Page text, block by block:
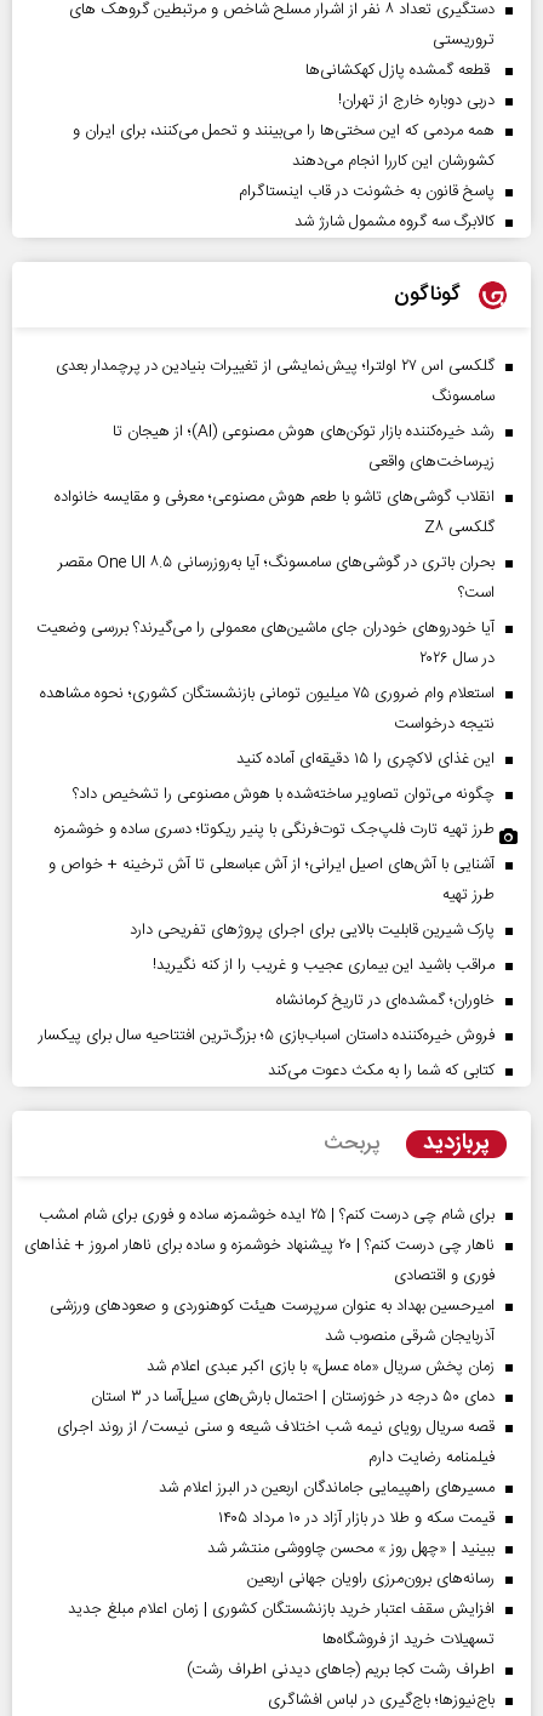
دستگیری تعداد ۸ نفر از اشرار مسلح شاخص و مرتبطین گروهک های
تروریستی
قطعه گمشده پازل کهکشانی‌ها
دربی دوباره خارج از تهران!
همه مردمی که این سختی‌ها را می‌بینند و تحمل می‌کنند، برای ایران و
کشورشان این کاررا انجام می‌دهند
پاسخ قانون به خشونت در قاب اینستاگرام
کالابرگ سه گروه مشمول شارژ شد
گوناگون
گلکسی اس ۲۷ اولترا؛ پیش‌نمایشی از تغییرات بنیادین در پرچمدار بعدی
سامسونگ
رشد خیره‌کننده بازار توکن‌های هوش مصنوعی (AI)؛ از هیجان تا
زیرساخت‌های واقعی
انقلاب گوشی‌های تاشو‌ با طعم هوش مصنوعی؛ معرفی و مقایسه خانواده
گلکسی Z۸
بحران باتری در گوشی‌های سامسونگ؛ آیا به‌روزرسانی One UI ۸.۵ مقصر
است؟
آیا خودروهای خودران جای ماشین‌های معمولی را می‌گیرند؟ بررسی وضعیت
در سال ۲۰۲۶
استعلام وام ضروری ۷۵ میلیون تومانی بازنشستگان کشوری؛ نحوه مشاهده
نتیجه درخواست
این غذای لاکچری را ۱۵ دقیقه‌ای آماده کنید
چگونه می‌توان تصاویر ساخته‌شده با هوش مصنوعی را تشخیص داد؟
طرز تهیه تارت فلپ‌جک توت‌فرنگی با پنیر ریکوتا؛ دسری ساده و خوشمزه
آشنایی با آش‌های اصیل ایرانی؛ از آش عباسعلی تا آش ترخینه + خواص و
طرز تهیه
پارک شیرین قابلیت‌ بالایی برای اجرای پروژهای تفریحی دارد
مراقب باشید این بیماری عجیب و غریب را از کنه نگیرید!
خاوران؛ گمشده‌ای در تاریخ کرمانشاه
فروش خیره‌کننده داستان اسباب‌بازی ۵؛ بزرگ‌ترین افتتاحیه سال برای پیکسار
کتابی که شما را به مکث دعوت می‌کند
پربازدید پربحث
برای شام چی درست کنم؟ | ۲۵ ایده خوشمزه، ساده و فوری برای شام امشب
ناهار چی درست کنم؟ | ۲۰ پیشنهاد خوشمزه و ساده برای ناهار امروز + غذاهای
فوری و اقتصادی
امیرحسین بهداد به عنوان سرپرست هیئت کوهنوردی و صعودهای ورزشی
آذربایجان شرقی منصوب شد
زمان پخش سریال «ماه عسل» با بازی اکبر عبدی اعلام شد
دمای ۵۰ درجه در خوزستان | احتمال بارش‌های سیل‌آسا در ۳ استان
قصه سریال رویای نیمه شب اختلاف شیعه و سنی نیست/ از روند اجرای
فیلمنامه رضایت دارم
مسیر‌های راهپیمایی جاماندگان اربعین در البرز اعلام شد
قیمت سکه و طلا در بازار آزاد در ۱۰ مرداد ۱۴۰۵
ببینید | «چهل روز » محسن چاووشی منتشر شد
رسانه‌های برون‌مرزی راویان جهانی اربعین
افزایش سقف اعتبار خرید بازنشستگان کشوری | زمان اعلام مبلغ جدید
تسهیلات خرید از فروشگاه‌ها
اطراف رشت کجا بریم (جاهای دیدنی اطراف رشت)
باج‌نیوزها؛ باج‌گیری در لباس افشاگری